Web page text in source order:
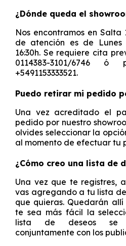
¿Dónde queda el
Nos encontramos en Salta
de atención es de
16:30h. Se requiere cita
0114383-3101/6746
+5491153333521.
Puedo retirar mi pedido
Una vez acreditado el
pedido por nuestro
olvides seleccionar la
al momento de efectuar tu
¿Cómo creo una lista de
Una vez que te registres,
vas agregando a tu lista
que quieras. Quedarán
te sea más fácil la
lista de deseos se
conjuntamente con los